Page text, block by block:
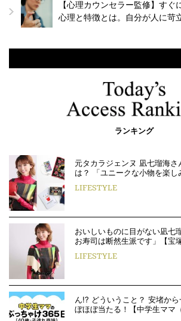
【心理カウンセラー監修】すぐ
心理と特徴とは。自分が人に苛
ランキング
元タカラジェンヌ 凪七瑠海
は？ 「ユニークな小物を楽
LIFESTYLE
おいしいものに目がない凪七
お寿司は断然生派です」【宝
LIFESTYLE
ん!? どういうこと？ 安堵か
ぼほぼ当たる！【中学生ママ